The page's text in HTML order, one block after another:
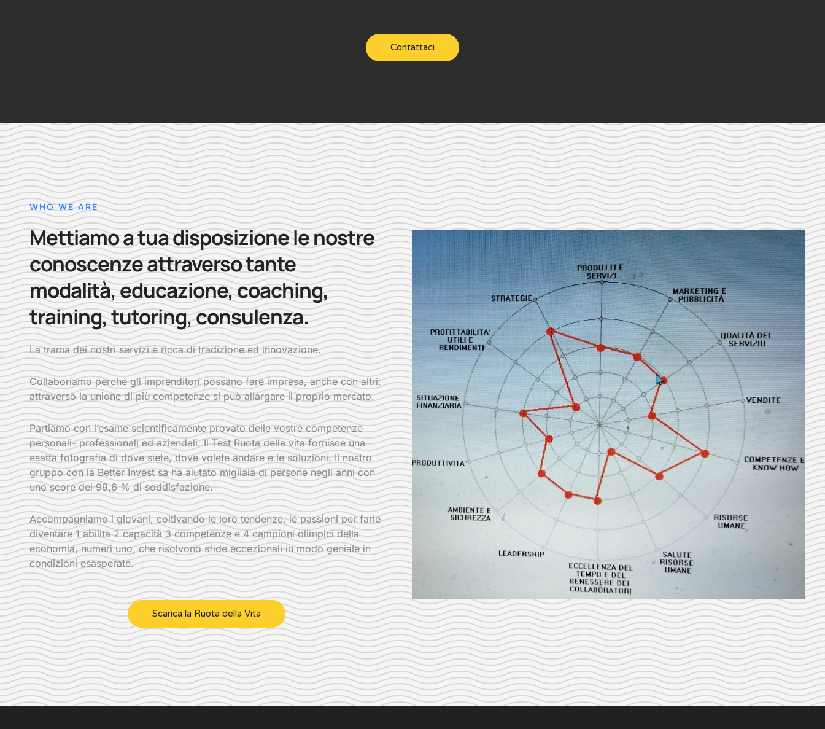
Contattaci
WHO WE ARE
Mettiamo a tua disposizione le nostre
conoscenze attraverso tante
modalità, educazione, coaching,
training, tutoring, consulenza.
La trama dei nostri servizi è ricca di tradizione ed innovazione.
Collaboriamo perché gli imprenditori possano fare impresa, anche con altri:
attraverso la unione di più competenze si può allargare il proprio mercato.
Partiamo con l’esame scientificamente provato delle vostre competenze
personali- professionali ed aziendali. Il Test Ruota della vita fornisce una
esatta fotografia di dove siete, dove volete andare e le soluzioni. Il nostro
gruppo con la Better Invest sa ha aiutato migliaia di persone negli anni con
uno score del 99,6 % di soddisfazione.
Accompagniamo i giovani, coltivando le loro tendenze, le passioni per farle
diventare 1 abilità 2 capacità 3 competenze e 4 campioni olimpici della
economia, numeri uno, che risolvono sfide eccezionali in modo geniale in
condizioni esasperate.
Scarica la Ruota della Vita